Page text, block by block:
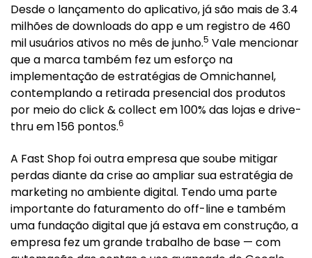
Desde o lançamento do aplicativo, já são mais de 3.4
milhões de downloads do app e um registro de 460
mil usuários ativos no mês de junho.5 Vale mencionar
que a marca também fez um esforço na
implementação de estratégias de Omnichannel,
contemplando a retirada presencial dos produtos
por meio do click & collect em 100% das lojas e drive-
thru em 156 pontos.6
A Fast Shop foi outra empresa que soube mitigar
perdas diante da crise ao ampliar sua estratégia de
marketing no ambiente digital. Tendo uma parte
importante do faturamento do off-line e também
uma fundação digital que já estava em construção, a
empresa fez um grande trabalho de base — com